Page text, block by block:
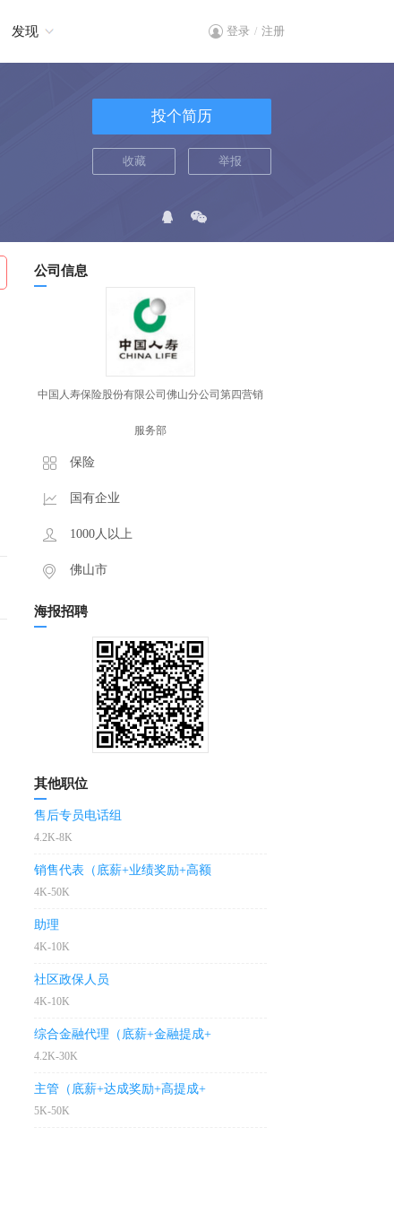
发现 登录 / 注册
投个简历
收藏 举报
公司信息
中国人寿保险股份有限公司佛山分公司第四营销
服务部
保险
国有企业
1000人以上
佛山市
海报招聘
其他职位
售后专员电话组
4.2K-8K
销售代表（底薪+业绩奖励+高额
4K-50K
助理
4K-10K
社区政保人员
4K-10K
综合金融代理（底薪+金融提成+
4.2K-30K
主管（底薪+达成奖励+高提成+
5K-50K